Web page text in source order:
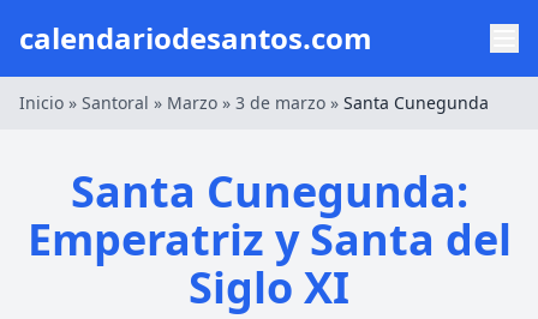
calendariodesantos.com
Inicio » Santoral » Marzo » 3 de marzo » Santa Cunegunda
Santa Cunegunda:
Emperatriz y Santa del
Siglo XI